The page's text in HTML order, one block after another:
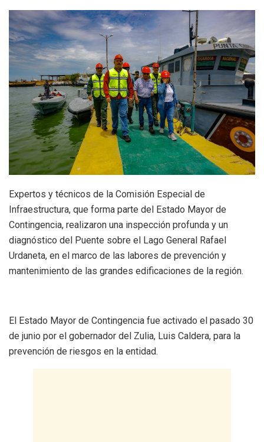
Expertos y técnicos de la Comisión Especial de
Infraestructura, que forma parte del Estado Mayor de
Contingencia, realizaron una inspección profunda y un
diagnóstico del Puente sobre el Lago General Rafael
Urdaneta, en el marco de las labores de prevención y
mantenimiento de las grandes edificaciones de la región.
El Estado Mayor de Contingencia fue activado el pasado 30
de junio por el gobernador del Zulia, Luis Caldera, para la
prevención de riesgos en la entidad.